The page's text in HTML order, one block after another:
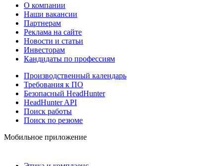
О компании
Наши вакансии
Партнерам
Реклама на сайте
Новости и статьи
Инвесторам
Кандидаты по профессиям
Производственный календарь
Требования к ПО
Безопасный HeadHunter
HeadHunter API
Поиск работы
Поиск по резюме
Мобильное приложение